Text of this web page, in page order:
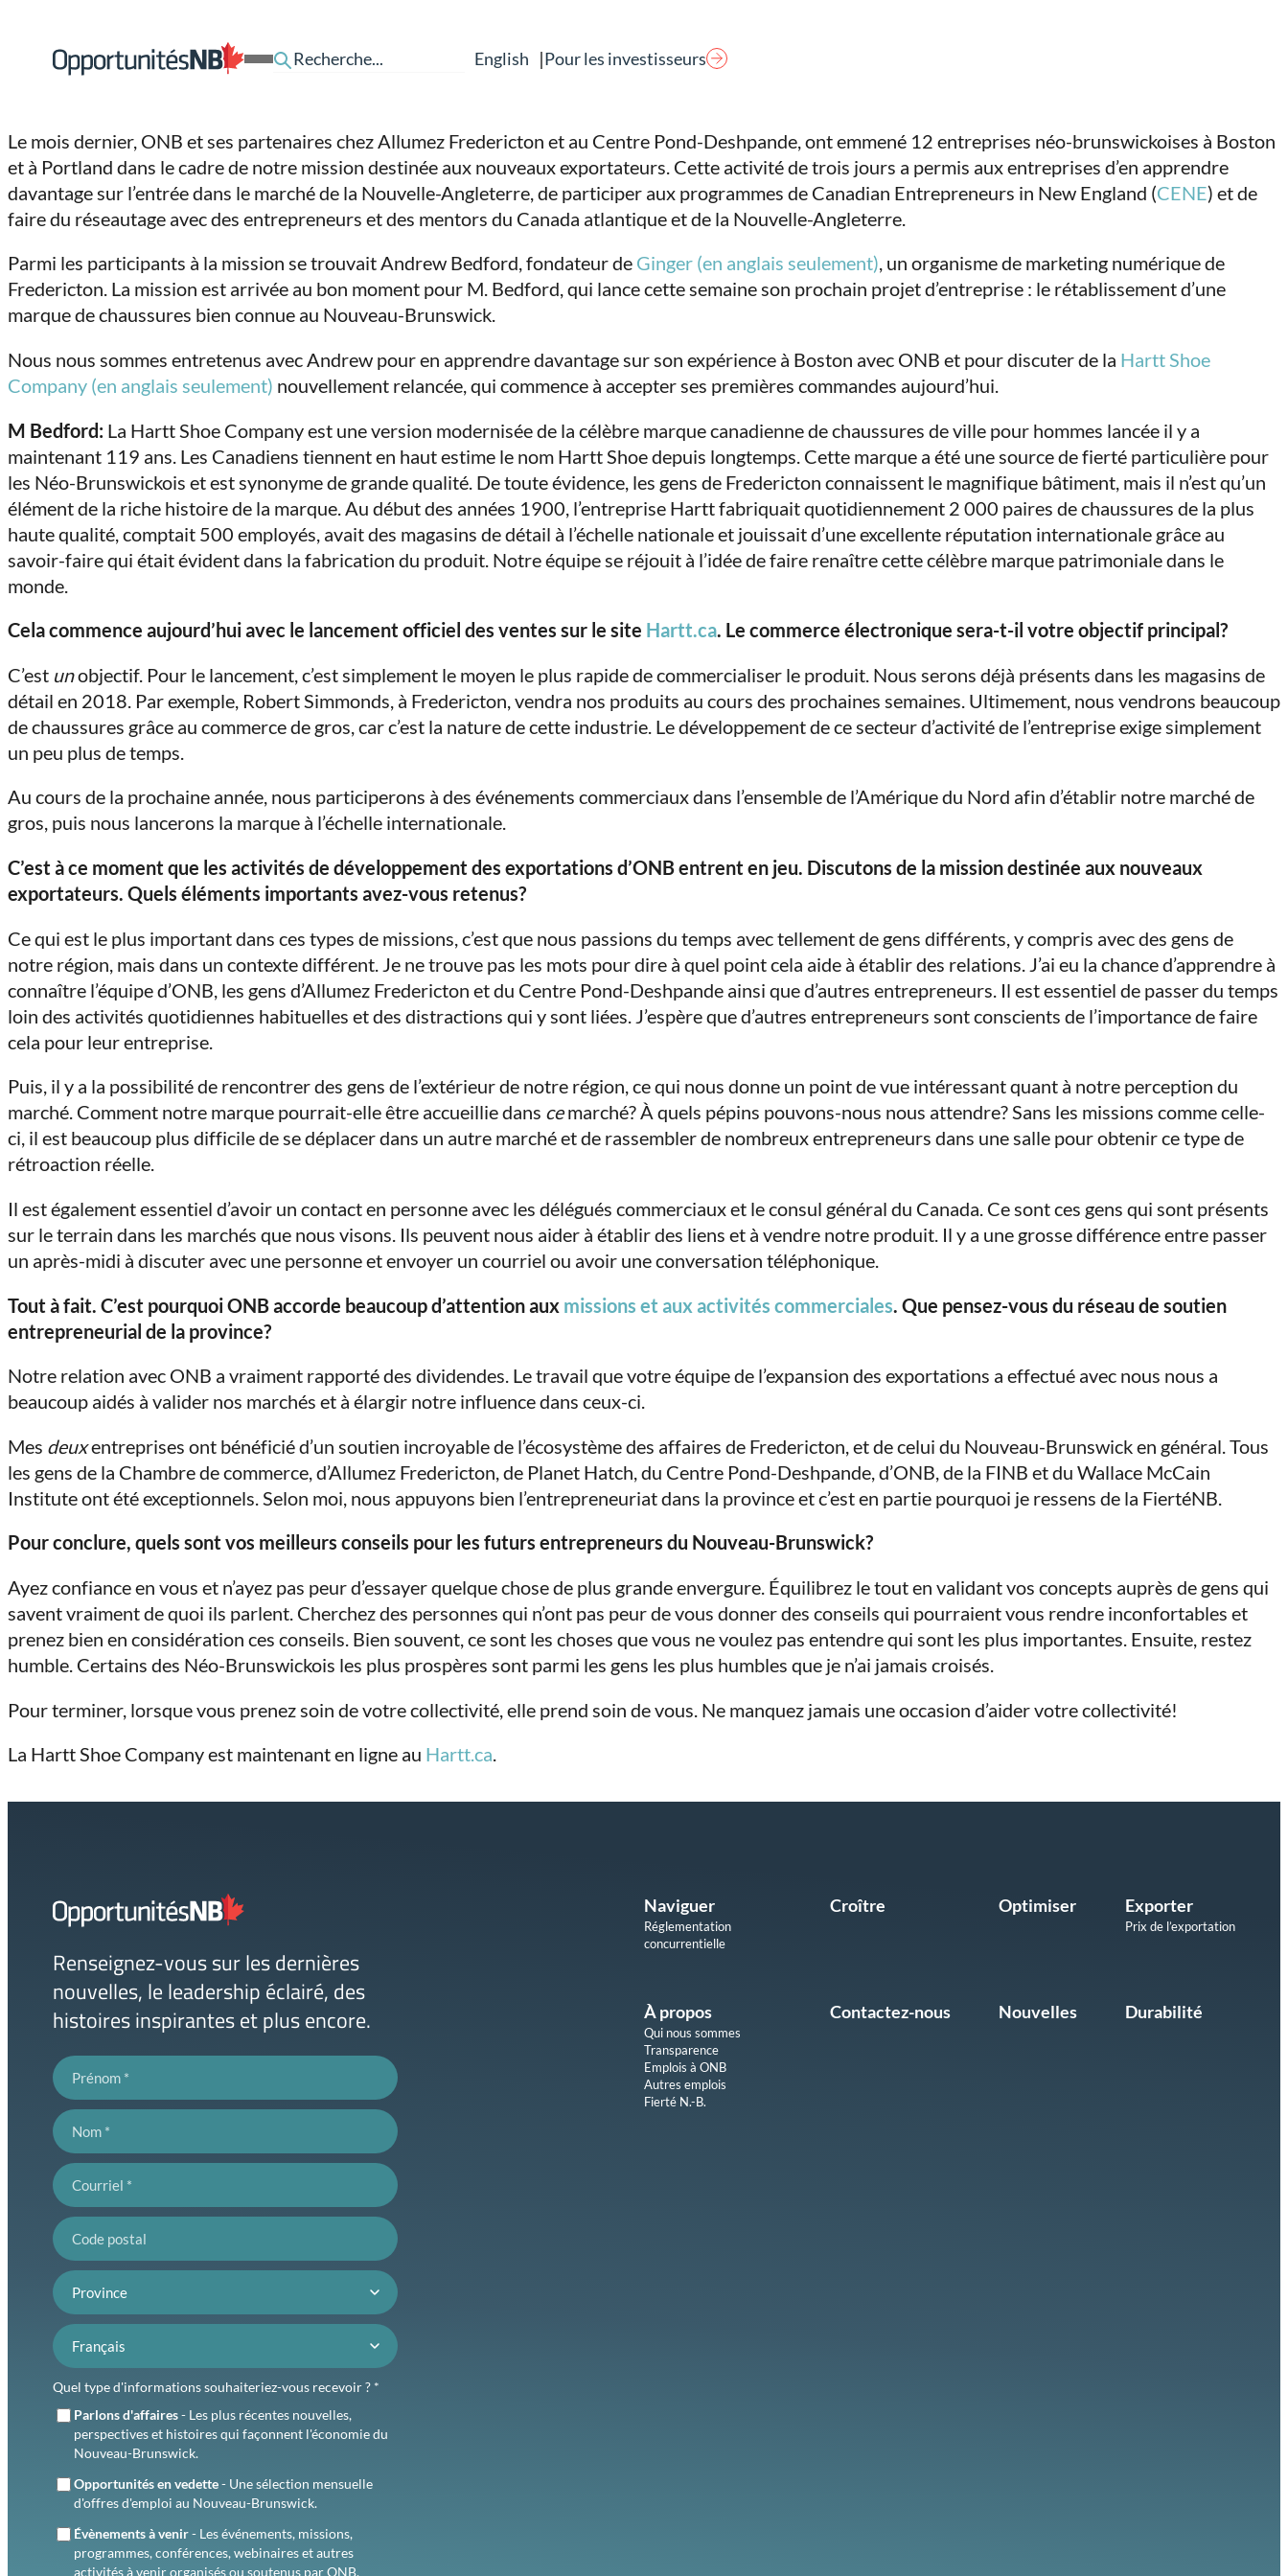
Lien
page
Open
English |Pour les investisseurs
Le mois dernier, ONB et ses partenaires chez Allumez Fredericton et au Centre Pond-Deshpande, ont emmené 12 entreprises néo-brunswickoises à Boston
et à Portland dans le cadre de notre mission destinée aux nouveaux exportateurs. Cette activité de trois jours a permis aux entreprises d’en apprendre
davantage sur l’entrée dans le marché de la Nouvelle-Angleterre, de participer aux programmes de Canadian Entrepreneurs in New England (CENE) et de
faire du réseautage avec des entrepreneurs et des mentors du Canada atlantique et de la Nouvelle-Angleterre.
Parmi les participants à la mission se trouvait Andrew Bedford, fondateur de Ginger (en anglais seulement), un organisme de marketing numérique de
Fredericton. La mission est arrivée au bon moment pour M. Bedford, qui lance cette semaine son prochain projet d’entreprise : le rétablissement d’une
marque de chaussures bien connue au Nouveau-Brunswick.
Nous nous sommes entretenus avec Andrew pour en apprendre davantage sur son expérience à Boston avec ONB et pour discuter de la Hartt Shoe
Company (en anglais seulement) nouvellement relancée, qui commence à accepter ses premières commandes aujourd’hui.
M Bedford: La Hartt Shoe Company est une version modernisée de la célèbre marque canadienne de chaussures de ville pour hommes lancée il y a
maintenant 119 ans. Les Canadiens tiennent en haut estime le nom Hartt Shoe depuis longtemps. Cette marque a été une source de fierté particulière pour
les Néo-Brunswickois et est synonyme de grande qualité. De toute évidence, les gens de Fredericton connaissent le magnifique bâtiment, mais il n’est qu’un
élément de la riche histoire de la marque. Au début des années 1900, l’entreprise Hartt fabriquait quotidiennement 2 000 paires de chaussures de la plus
haute qualité, comptait 500 employés, avait des magasins de détail à l’échelle nationale et jouissait d’une excellente réputation internationale grâce au
savoir-faire qui était évident dans la fabrication du produit. Notre équipe se réjouit à l’idée de faire renaître cette célèbre marque patrimoniale dans le
monde.
Cela commence aujourd’hui avec le lancement officiel des ventes sur le site Hartt.ca. Le commerce électronique sera-t-il votre objectif principal?
C’est unobjectif. Pour le lancement, c’est simplement le moyen le plus rapide de commercialiser le produit. Nous serons déjà présents dans les magasins de
détail en 2018. Par exemple, Robert Simmonds, à Fredericton, vendra nos produits au cours des prochaines semaines. Ultimement, nous vendrons beaucoup
de chaussures grâce au commerce de gros, car c’est la nature de cette industrie. Le développement de ce secteur d’activité de l’entreprise exige simplement
un peu plus de temps.
Au cours de la prochaine année, nous participerons à des événements commerciaux dans l’ensemble de l’Amérique du Nord afin d’établir notre marché de
gros, puis nous lancerons la marque à l’échelle internationale.
C’est à ce moment que les activités de développement des exportations d’ONB entrent en jeu. Discutons de la mission destinée aux nouveaux
exportateurs. Quels éléments importants avez-vous retenus?
Ce qui est le plus important dans ces types de missions, c’est que nous passions du temps avec tellement de gens différents, y compris avec des gens de
notre région, mais dans un contexte différent. Je ne trouve pas les mots pour dire à quel point cela aide à établir des relations. J’ai eu la chance d’apprendre à
connaître l’équipe d’ONB, les gens d’Allumez Fredericton et du Centre Pond-Deshpande ainsi que d’autres entrepreneurs. Il est essentiel de passer du temps
loin des activités quotidiennes habituelles et des distractions qui y sont liées. J’espère que d’autres entrepreneurs sont conscients de l’importance de faire
cela pour leur entreprise.
Puis, il y a la possibilité de rencontrer des gens de l’extérieur de notre région, ce qui nous donne un point de vue intéressant quant à notre perception du
marché. Comment notre marque pourrait-elle être accueillie dans cemarché? À quels pépins pouvons-nous nous attendre? Sans les missions comme celle-
ci, il est beaucoup plus difficile de se déplacer dans un autre marché et de rassembler de nombreux entrepreneurs dans une salle pour obtenir ce type de
rétroaction réelle.
Il est également essentiel d’avoir un contact en personne avec les délégués commerciaux et le consul général du Canada. Ce sont ces gens qui sont présents
sur le terrain dans les marchés que nous visons. Ils peuvent nous aider à établir des liens et à vendre notre produit. Il y a une grosse différence entre passer
un après-midi à discuter avec une personne et envoyer un courriel ou avoir une conversation téléphonique.
Tout à fait. C’est pourquoi ONB accorde beaucoup d’attention aux missions et aux activités commerciales. Que pensez-vous du réseau de soutien
entrepreneurial de la province?
Notre relation avec ONB a vraiment rapporté des dividendes. Le travail que votre équipe de l’expansion des exportations a effectué avec nous nous a
beaucoup aidés à valider nos marchés et à élargir notre influence dans ceux-ci.
Mes deuxentreprises ont bénéficié d’un soutien incroyable de l’écosystème des affaires de Fredericton, et de celui du Nouveau-Brunswick en général. Tous
les gens de la Chambre de commerce, d’Allumez Fredericton, de Planet Hatch, du Centre Pond-Deshpande, d’ONB, de la FINB et du Wallace McCain
Institute ont été exceptionnels. Selon moi, nous appuyons bien l’entrepreneuriat dans la province et c’est en partie pourquoi je ressens de la FiertéNB.
Pour conclure, quels sont vos meilleurs conseils pour les futurs entrepreneurs du Nouveau-Brunswick?
Ayez confiance en vous et n’ayez pas peur d’essayer quelque chose de plus grande envergure. Équilibrez le tout en validant vos concepts auprès de gens qui
savent vraiment de quoi ils parlent. Cherchez des personnes qui n’ont pas peur de vous donner des conseils qui pourraient vous rendre inconfortables et
prenez bien en considération ces conseils. Bien souvent, ce sont les choses que vous ne voulez pas entendre qui sont les plus importantes. Ensuite, restez
humble. Certains des Néo-Brunswickois les plus prospères sont parmi les gens les plus humbles que je n’ai jamais croisés.
Pour terminer, lorsque vous prenez soin de votre collectivité, elle prend soin de vous. Ne manquez jamais une occasion d’aider votre collectivité!
La Hartt Shoe Company est maintenant en ligne au Hartt.ca.
Lien
page
d'accueil
Renseignez-vous sur les dernières
nouvelles, le leadership éclairé, des
histoires inspirantes et plus encore.
Prénom
Nom
Courriel
Code postal
Province
Préférence de langue
Quel type d'informations souhaiteriez-vous recevoir ? *
Parlons d'affaires- Les plus récentes nouvelles,
perspectives et histoires qui façonnent l'économie du
Nouveau-Brunswick.
Opportunités en vedette- Une sélection mensuelle
d'offres d'emploi au Nouveau-Brunswick.
Évènements à venir- Les événements, missions,
programmes, conférences, webinaires et autres
activités à venir organisés ou soutenus par ONB.
Naviguer
Réglementation
concurrentielle
Croître Optimiser Exporter
Prix de l’exportation
À propos
Qui nous sommes
Transparence
Emplois à ONB
Autres emplois
Fierté N.-B.
Contactez-nous Nouvelles Durabilité